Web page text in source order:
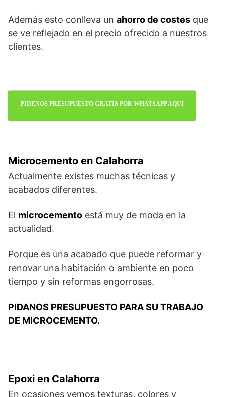
Además esto conlleva un ahorro de costes que
se ve reflejado en el precio ofrecido a nuestros
clientes.
PIDENOS PRESUPUESTO GRATIS POR WHATSAPP AQUÍ
Microcemento en Calahorra
Actualmente existes muchas técnicas y
acabados diferentes.
El microcemento está muy de moda en la
actualidad.
Porque es una acabado que puede reformar y
renovar una habitación o ambiente en poco
tiempo y sin reformas engorrosas.
PIDANOS PRESUPUESTO PARA SU TRABAJO
DE MICROCEMENTO.
Epoxi en Calahorra
En ocasiones vemos texturas, colores y